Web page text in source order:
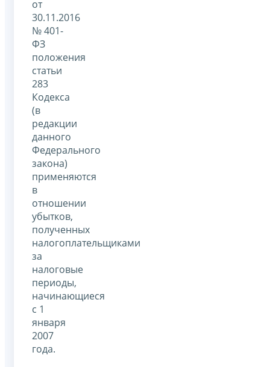
от
30.11.2016
№ 401-
ФЗ
положения
статьи
283
Кодекса
(в
редакции
данного
Федерального
закона)
применяются
в
отношении
убытков,
полученных
налогоплательщиками
за
налоговые
периоды,
начинающиеся
с 1
января
2007
года.